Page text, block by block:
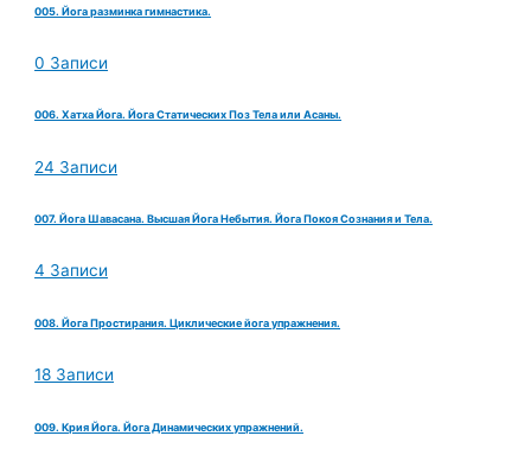
005. Йога разминка гимнастика.
0 Записи
006. Хатха Йога. Йога Статических Поз Тела или Асаны.
24 Записи
007. Йога Шавасана. Высшая Йога Небытия. Йога Покоя Сознания и Тела.
4 Записи
008. Йога Простирания. Циклические йога упражнения.
18 Записи
009. Крия Йога. Йога Динамических упражнений.